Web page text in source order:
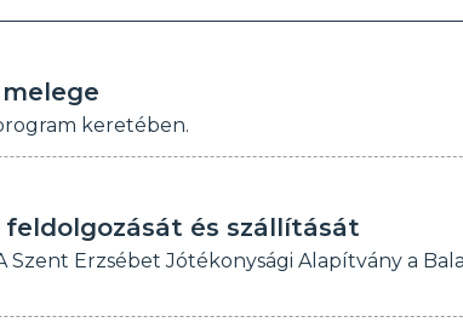
keretében.
és szállítását
Erzsébet Jótékonysági Alapítvány a